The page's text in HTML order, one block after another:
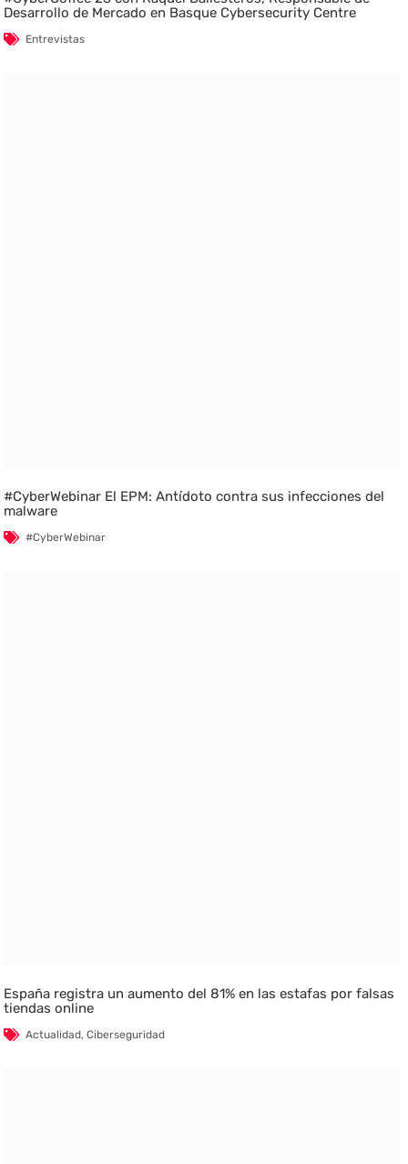
Desarrollo de Mercado en Basque Cybersecurity Centre
Entrevistas
#CyberWebinar El EPM: Antídoto contra sus infecciones del
malware
#CyberWebinar
España registra un aumento del 81% en las estafas por falsas
tiendas online
Actualidad,Ciberseguridad